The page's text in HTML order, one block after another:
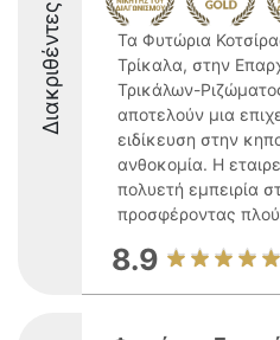
Διακριθέντες
Τα Φυτώρια
Τρίκαλα, στην
Τρικάλων-
αποτελούν μια
ειδίκευση στην
ανθοκομία. Η
πολυετή εμπειρία
προσφέροντας
8.9